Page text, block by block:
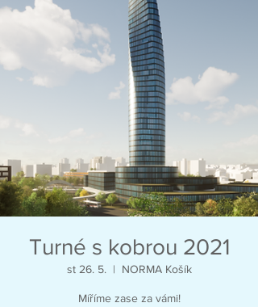
Turné s kobrou 2021
st 26. 5.
  |
NORMA Košík
Míříme zase za vámi!